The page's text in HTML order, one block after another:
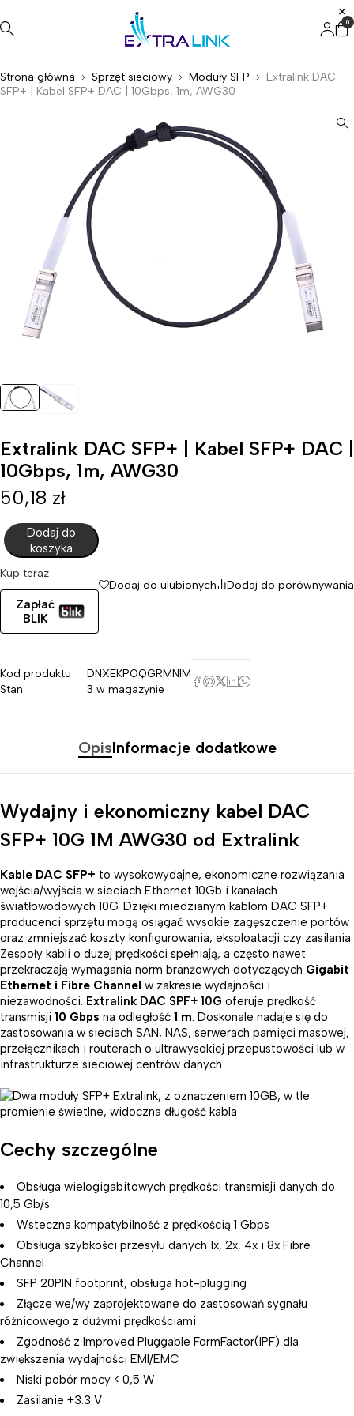
0
Strona główna Sprzęt sieciowy Moduły SFP
Extralink DAC
SFP+ | Kabel SFP+ DAC | 10Gbps, 1m, AWG30
Extralink DAC SFP+ | Kabel SFP+ DAC |
10Gbps, 1m, AWG30
50,18 zł
Dodaj do
koszyka
Kup teraz
Zapłać
BLIK
Dodaj do ulubionych Dodaj do porównywania
Kod produktu
DNXEKPQQGRMNIM
Stan
3 w magazynie
OpisInformacje dodatkowe
Wydajny i ekonomiczny kabel DAC
SFP+ 10G 1M AWG30 od Extralink
Kable DAC SFP+ to wysokowydajne, ekonomiczne rozwiązania
wejścia/wyjścia w sieciach Ethernet 10Gb i kanałach
światłowodowych 10G. Dzięki miedzianym kablom DAC SFP+
producenci sprzętu mogą osiągać wysokie zagęszczenie portów
oraz zmniejszać koszty konfigurowania, eksploatacji czy zasilania.
Zespoły kabli o dużej prędkości spełniają, a często nawet
przekraczają wymagania norm branżowych dotyczących Gigabit
Ethernet i Fibre Channel w zakresie wydajności i
niezawodności. Extralink DAC SPF+ 10G oferuje prędkość
transmisji 10 Gbps na odległość 1 m. Doskonale nadaje się do
zastosowania w sieciach SAN, NAS, serwerach pamięci masowej,
przełącznikach i routerach o ultrawysokiej przepustowości lub w
infrastrukturze sieciowej centrów danych.
Cechy szczególne
Obsługa wielogigabitowych prędkości transmisji danych do
10,5 Gb/s
Wsteczna kompatybilność z prędkością 1 Gbps
Obsługa szybkości przesyłu danych 1x, 2x, 4x i 8x Fibre
Channel
SFP 20PIN footprint, obsługa hot-plugging
Złącze we/wy zaprojektowane do zastosowań sygnału
różnicowego z dużymi prędkościami
Zgodność z Improved Pluggable FormFactor(IPF) dla
zwiększenia wydajności EMI/EMC
Niski pobór mocy < 0,5 W
Zasilanie +3.3 V